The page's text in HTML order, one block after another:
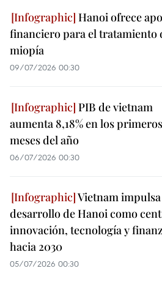
Hanoi ofrece
financiero para el tratamiento
miopía
09/07/2026 00:30
PIB de vietnam
aumenta 8,18% en los
meses del año
06/07/2026 00:30
Vietnam impulsa
desarrollo de Hanoi como
innovación, tecnología y
hacia 2030
05/07/2026 00:30